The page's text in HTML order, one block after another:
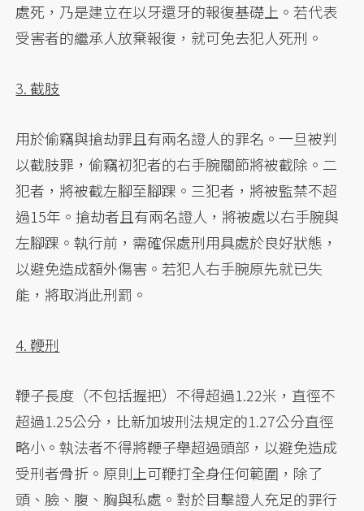
處死，乃是建立在以牙還牙的報復基礎上。若代表
受害者的繼承人放棄報復，就可免去犯人死刑。
3. 截肢
用於偷竊與搶劫罪且有兩名證人的罪名。一旦被判
以截肢罪，偷竊初犯者的右手腕關節將被截除。二
犯者，將被截左腳至腳踝。三犯者，將被監禁不超
過15年。搶劫者且有兩名證人，將被處以右手腕與
左腳踝。執行前，需確保處刑用具處於良好狀態，
以避免造成額外傷害。若犯人右手腕原先就已失
能，將取消此刑罰。
4. 鞭刑
鞭子長度（不包括握把）不得超過1.22米，直徑不
超過1.25公分，比新加坡刑法規定的1.27公分直徑
略小。執法者不得將鞭子舉超過頭部，以避免造成
受刑者骨折。原則上可鞭打全身任何範圍，除了
頭、臉、腹、胸與私處。對於目擊證人充足的罪行